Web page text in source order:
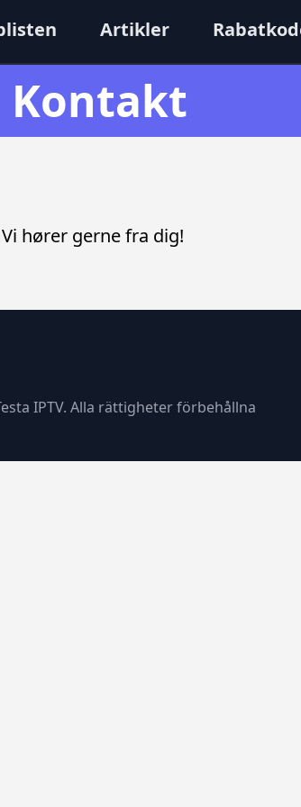
Artikler
Kontakt
hører gerne fra dig!
IPTV. Alla rättigheter förbehållna